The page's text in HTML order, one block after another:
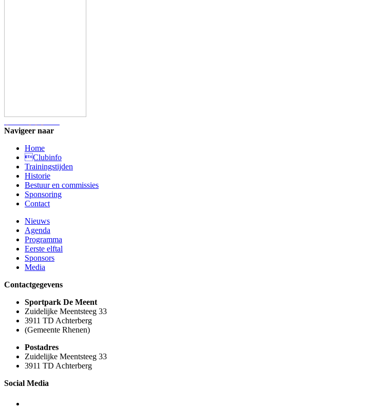
Navigeer naar
Home
Clubinfo
Trainingstijden
Historie
Bestuur en commissies
Sponsoring
Contact
Nieuws
Agenda
Programma
Eerste elftal
Sponsors
Media
Contactgegevens
Sportpark De Meent
Zuidelijke Meentsteeg 33
3911 TD Achterberg
(Gemeente Rhenen)
Postadres
Zuidelijke Meentsteeg 33
3911 TD Achterberg
Social Media